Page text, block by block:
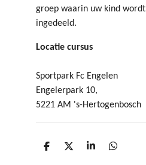
groep waarin uw kind wordt
ingedeeld.
Locatie cursus
Sportpark Fc Engelen
Engelerpark 10,
5221 AM 's-Hertogenbosch
D
D
S
D